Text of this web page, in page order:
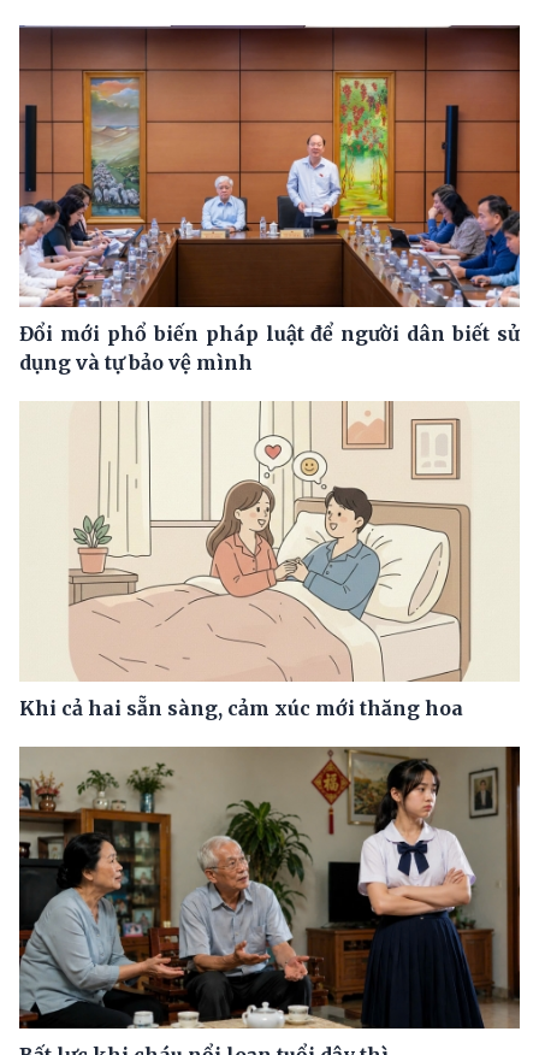
Đổi mới phổ biến pháp luật để người dân biết sử
dụng và tự bảo vệ mình
Khi cả hai sẵn sàng, cảm xúc mới thăng hoa